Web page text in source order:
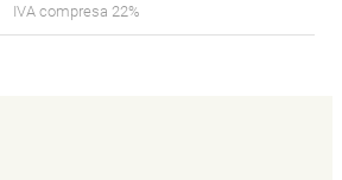
IVA compresa 22%